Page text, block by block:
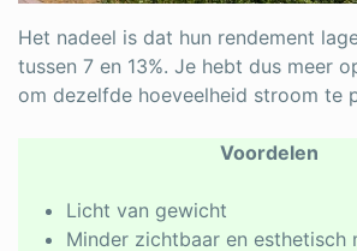
Het nadeel is dat hun rendement
tussen 7 en 13%. Je hebt dus meer
om dezelfde hoeveelheid stroom te
Voordelen
Licht van gewicht
Minder zichtbaar en esthetisch